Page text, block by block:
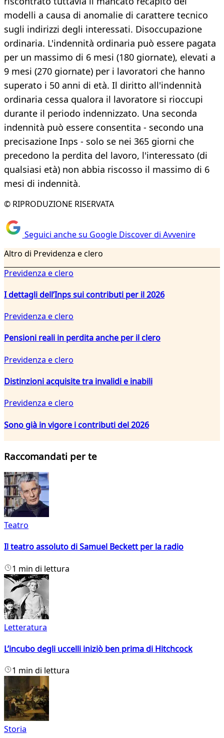
modelli a causa di anomalie di carattere tecnico
sugli indirizzi degli interessati. Disoccupazione
ordinaria. L'indennità ordinaria può essere pagata
per un massimo di 6 mesi (180 giornate), elevati a
9 mesi (270 giornate) per i lavoratori che hanno
superato i 50 anni di età. Il diritto all'indennità
ordinaria cessa qualora il lavoratore si rioccupi
durante il periodo indennizzato. Una seconda
indennità può essere consentita - secondo una
precisazione Inps - solo se nei 365 giorni che
precedono la perdita del lavoro, l'interessato (di
qualsiasi età) non abbia riscosso il massimo di 6
mesi di indennità.
© RIPRODUZIONE RISERVATA
Seguici anche su Google Discover di Avvenire
Altro di Previdenza e clero
Previdenza e clero
I dettagli dell’Inps sui contributi per il 2026
Previdenza e clero
Pensioni reali in perdita anche per il clero
Previdenza e clero
Distinzioni acquisite tra invalidi e inabili
Previdenza e clero
Sono già in vigore i contributi del 2026
Raccomandati per te
Teatro
Il teatro assoluto di Samuel Beckett per la radio
1 min di lettura
Letteratura
L’incubo degli uccelli iniziò ben prima di Hitchcock
1 min di lettura
Storia